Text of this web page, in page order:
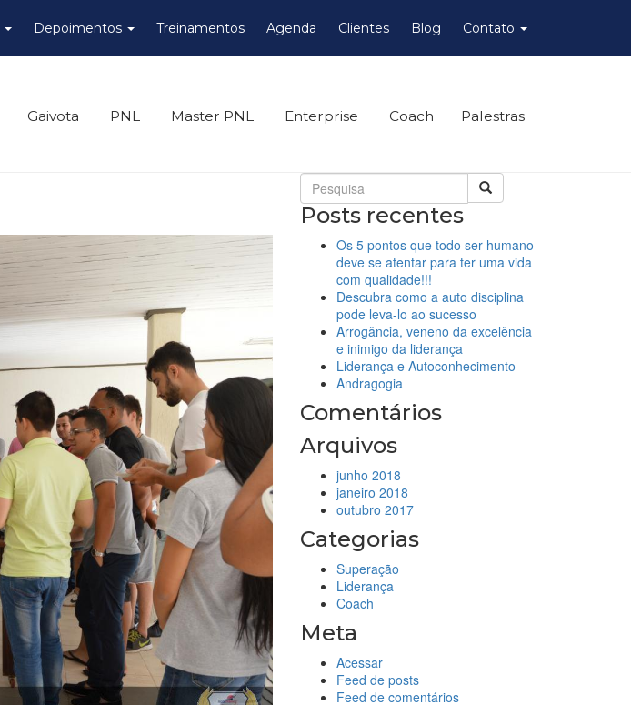
Depoimentos Treinamentos Agenda Clientes Blog Contato
Gaivota PNL Master PNL Enterprise Coach Palestras
Posts recentes
Os 5 pontos que todo ser humano
deve se atentar para ter uma vida
com qualidade!!!
Descubra como a auto disciplina
pode leva-lo ao sucesso
Arrogância, veneno da excelência
e inimigo da liderança
Liderança e Autoconhecimento
Andragogia
Comentários
Arquivos
junho 2018
janeiro 2018
outubro 2017
Categorias
Superação
Liderança
Coach
Meta
Acessar
Feed de posts
Feed de comentários